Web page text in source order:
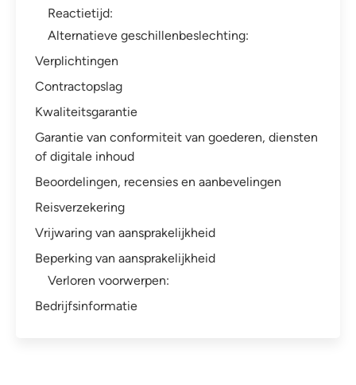
Reactietijd:
Alternatieve geschillenbeslechting:
Verplichtingen
Contractopslag
Kwaliteitsgarantie
Garantie van conformiteit van goederen, diensten
of digitale inhoud
Beoordelingen, recensies en aanbevelingen
Reisverzekering
Vrijwaring van aansprakelijkheid
Beperking van aansprakelijkheid
Verloren voorwerpen:
Bedrijfsinformatie